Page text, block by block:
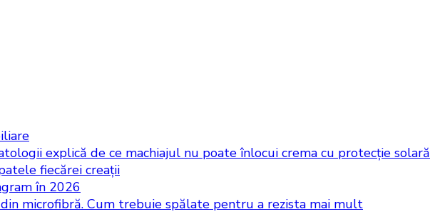
explică de ce machiajul nu poate înlocui crema cu protecție solară
fiecărei creații
în 2026
microfibră. Cum trebuie spălate pentru a rezista mai mult